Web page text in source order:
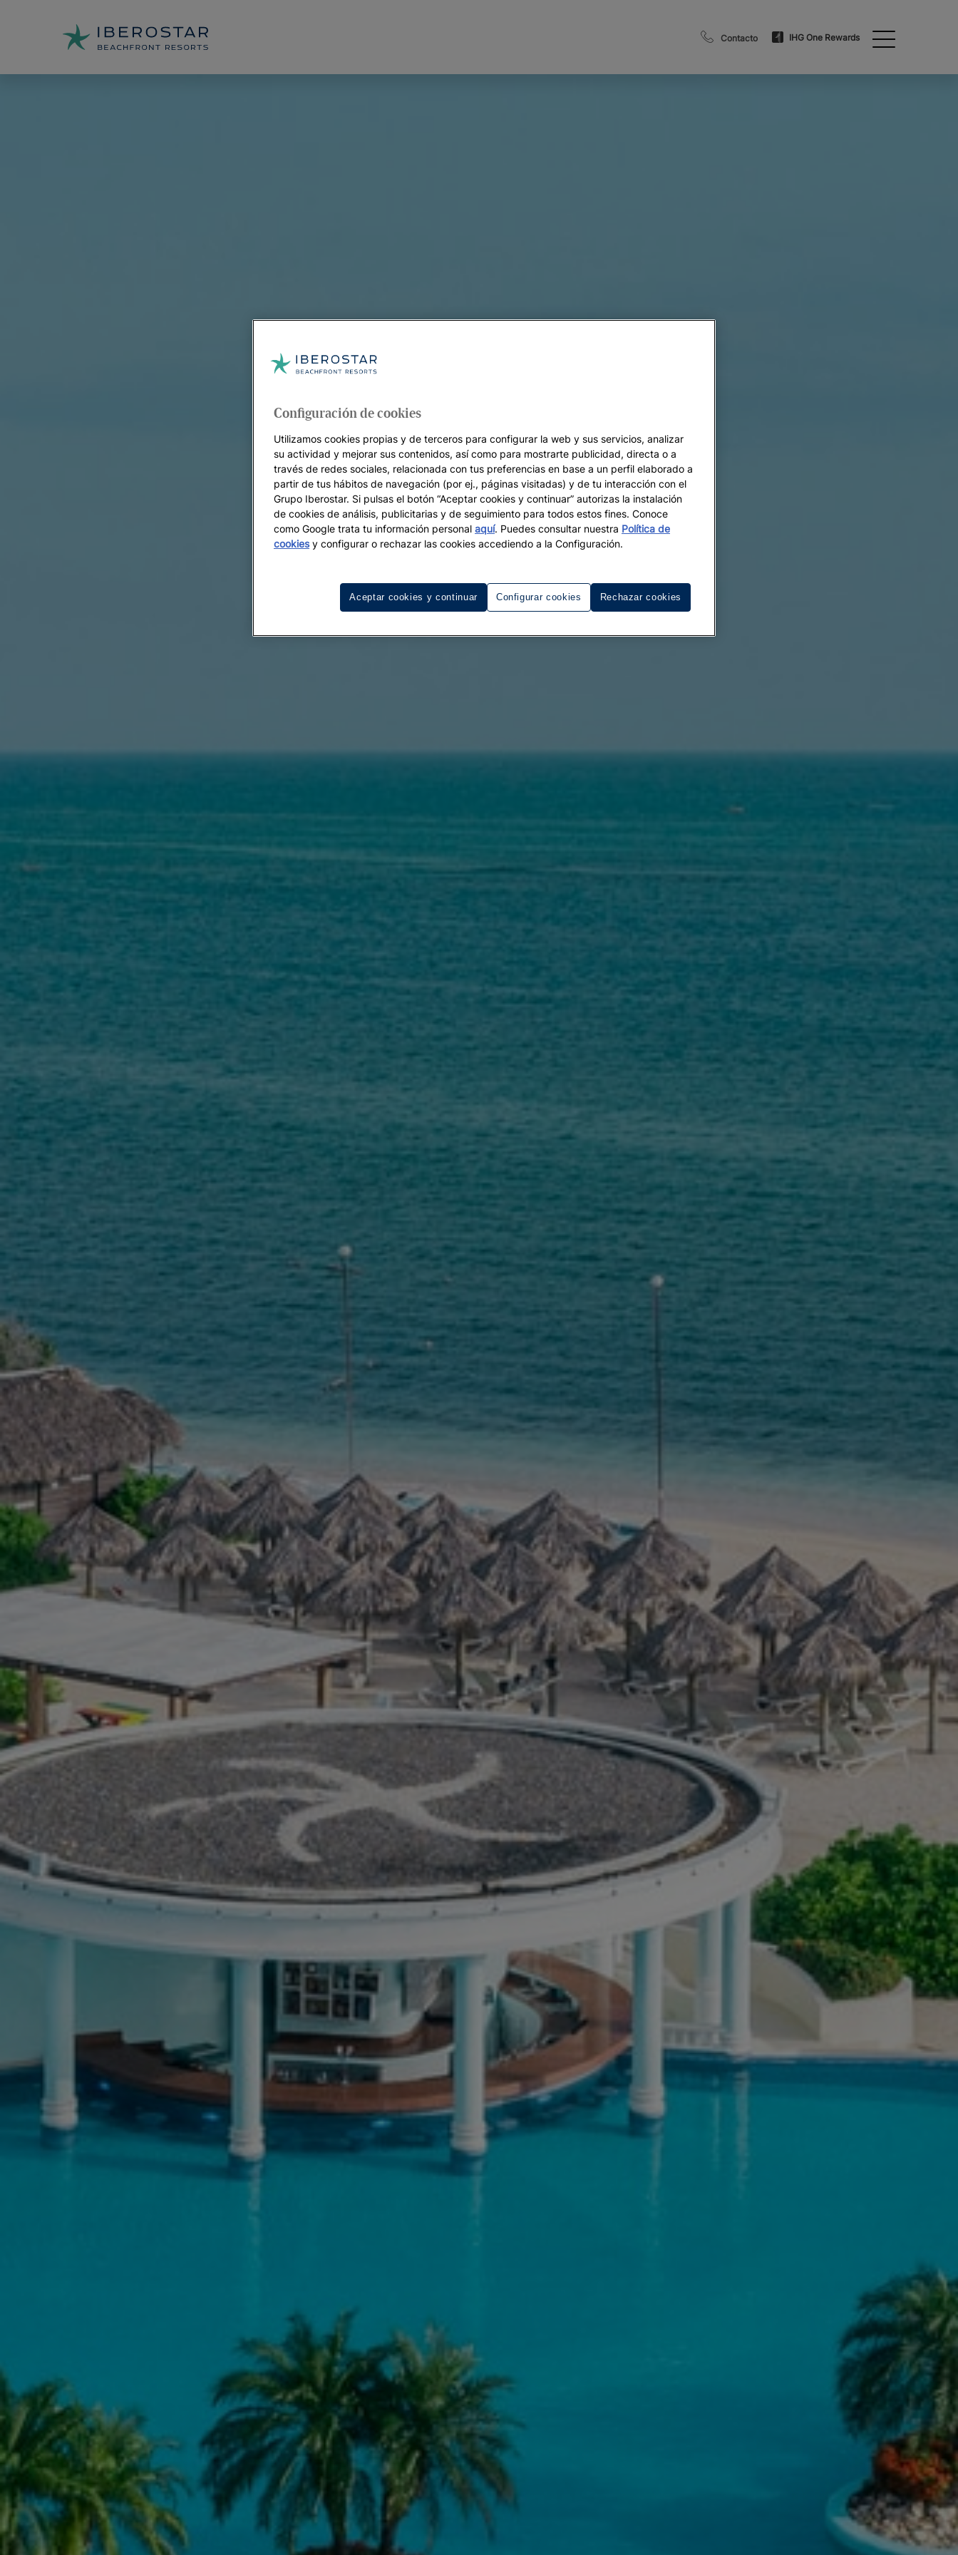
Contacto IHG One Rewards
Configuración de cookies
Utilizamos cookies propias y de terceros para configurar la web y sus servicios, analizar
su actividad y mejorar sus contenidos, así como para mostrarte publicidad, directa o a
través de redes sociales, relacionada con tus preferencias en base a un perfil elaborado a
partir de tus hábitos de navegación (por ej., páginas visitadas) y de tu interacción con el
Grupo Iberostar. Si pulsas el botón “Aceptar cookies y continuar” autorizas la instalación
de cookies de análisis, publicitarias y de seguimiento para todos estos fines. Conoce
como Google trata tu información personal aquí. Puedes consultar nuestra Política de
cookiesy configurar o rechazar las cookies accediendo a la Configuración.
Configurar cookies Rechazar cookies
Aceptar cookies y continuar